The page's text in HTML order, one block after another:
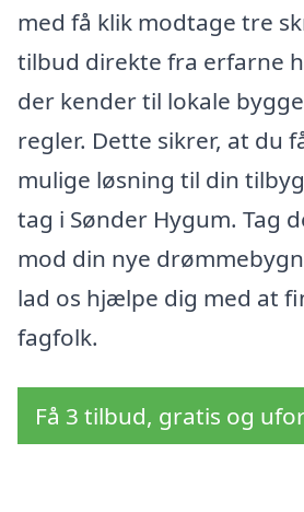
med få klik modtage tre
tilbud direkte fra erfarne
der kender til lokale
regler. Dette sikrer, at du
mulige løsning til din
tag i Sønder Hygum. Tag
mod din nye
lad os hjælpe dig med at
fagfolk.
Få 3 tilbud, gratis og